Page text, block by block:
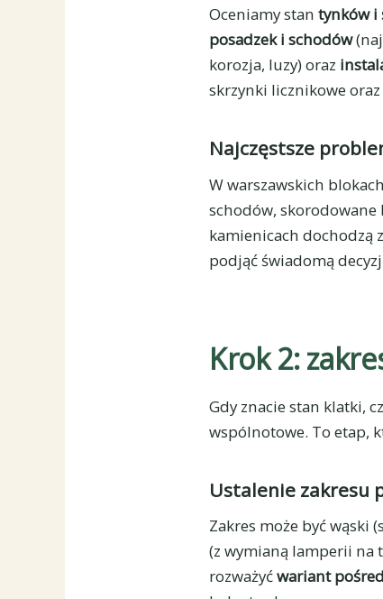
Oceniamy stan tynków i
posadzek i schodów
korozja, luzy) oraz
skrzynki licznikowe
Najczęstsze
W warszawskich
schodów, skorodowane
kamienicach dochodzą
podjąć świadomą
Krok 2:
Gdy znacie stan klatki,
wspólnotowe. To etap,
Ustalenie zakresu
Zakres może być wąski
(z wymianą lamperii na
rozważyćwariant